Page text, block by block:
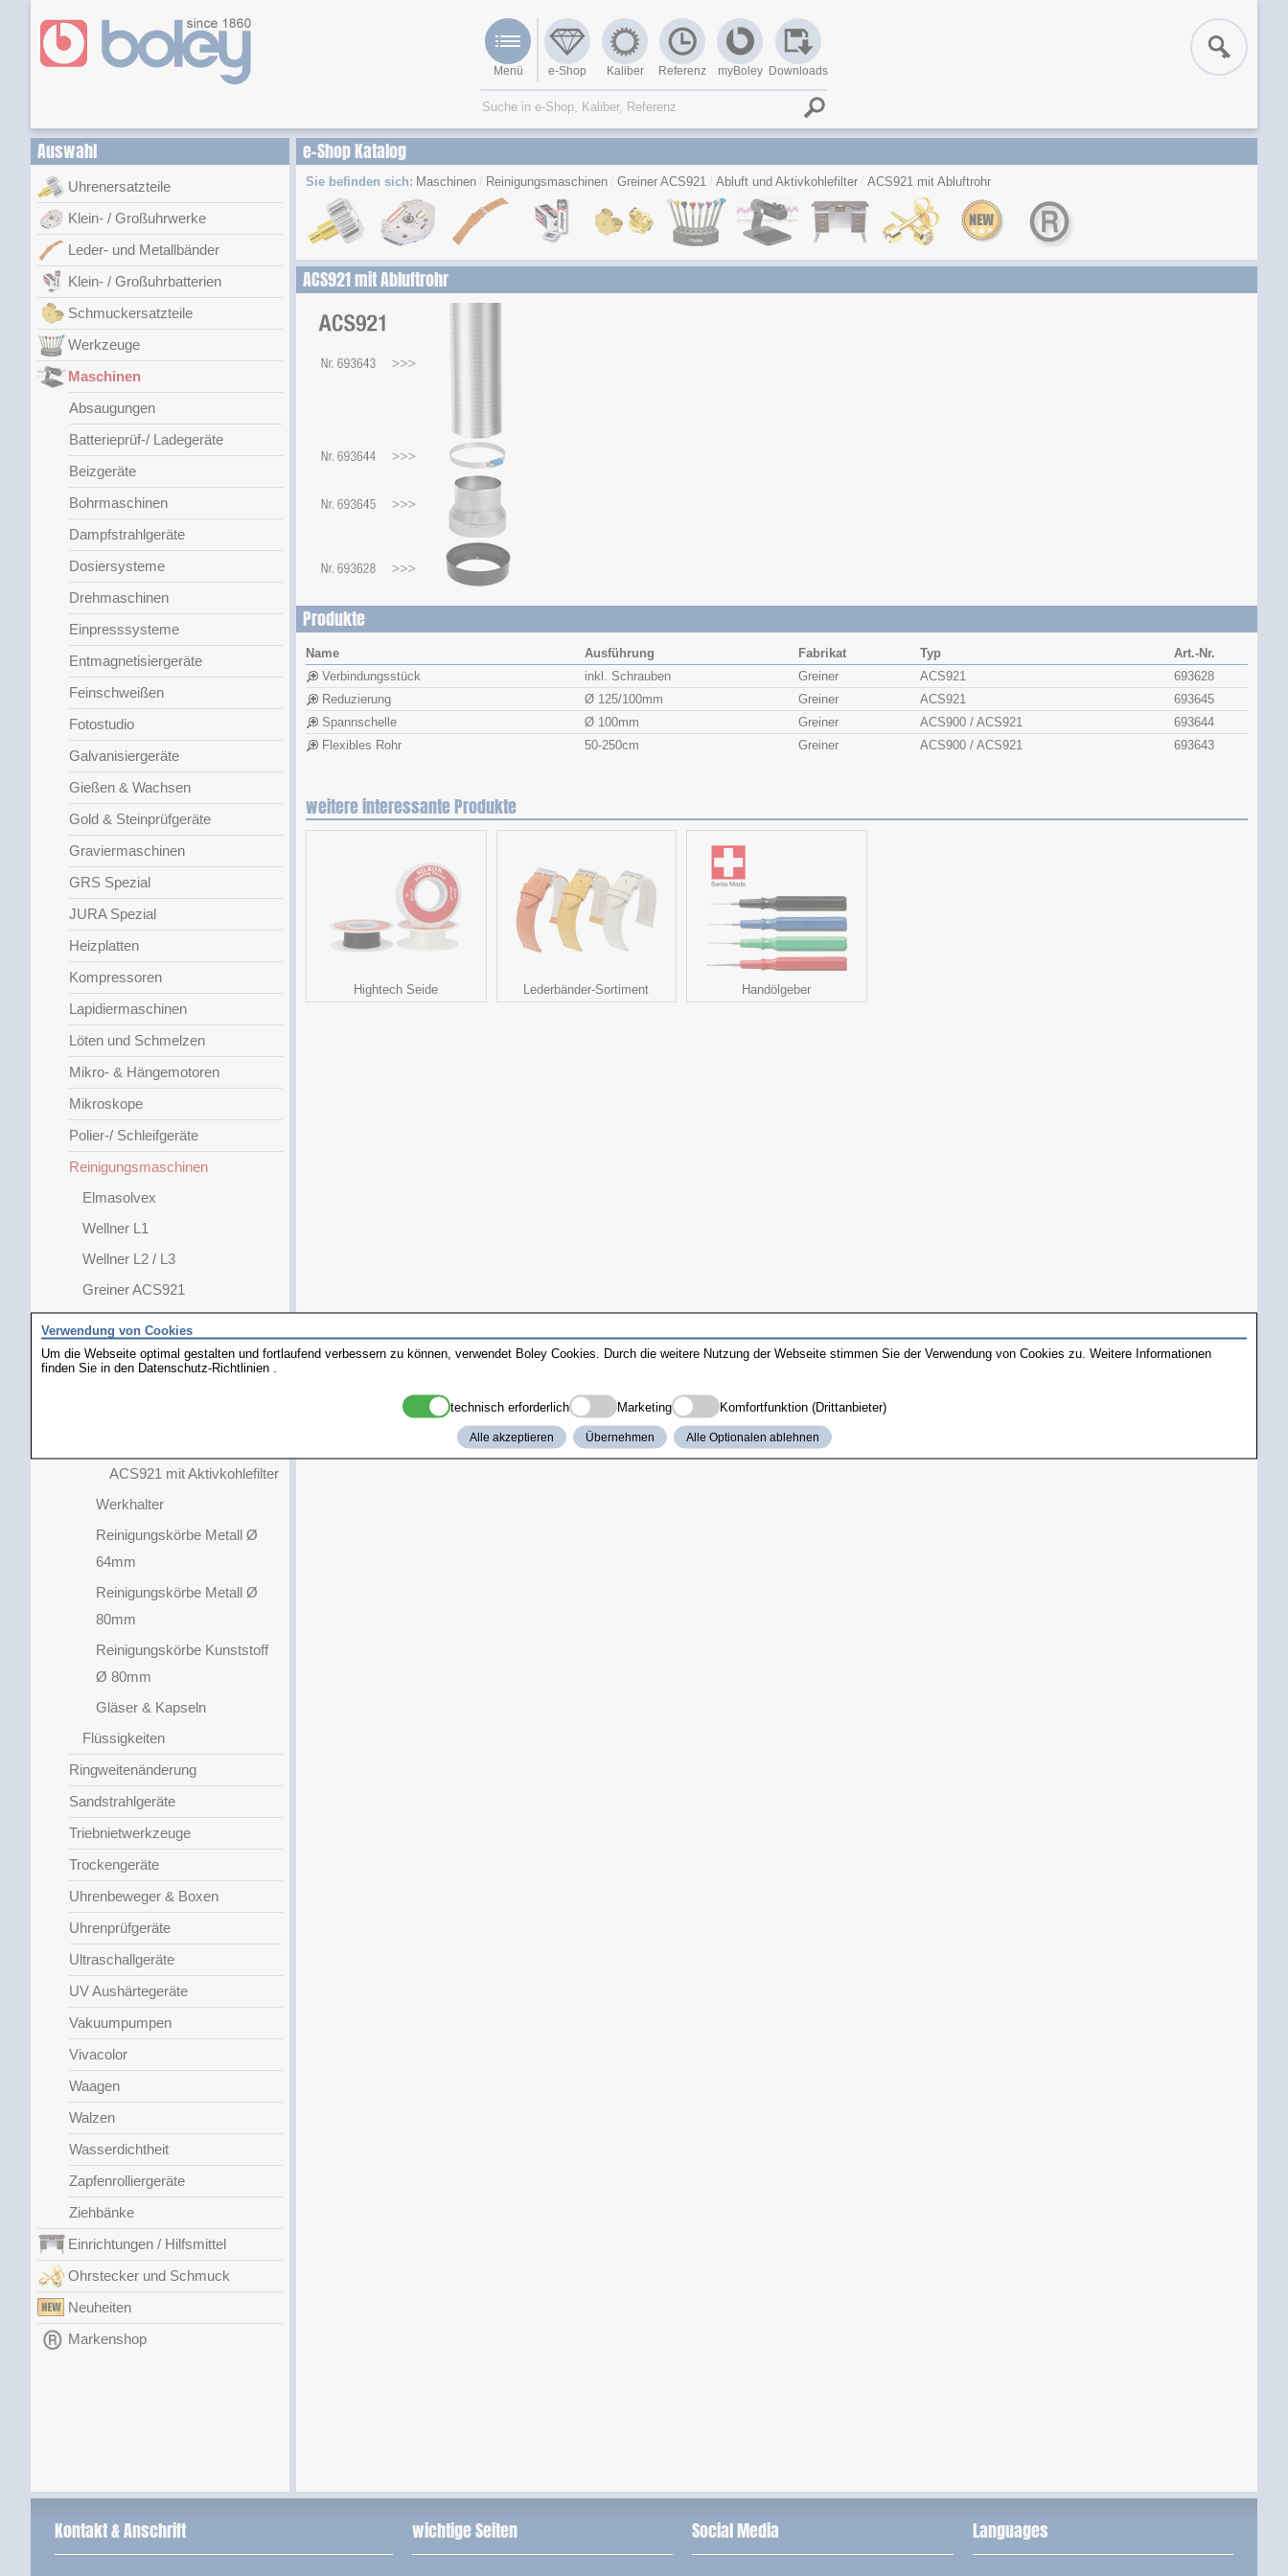
Menü e-Shop Kaliber Referenz myBoley Downloads
Auswahl
Uhrenersatzteile
Klein- / Großuhrwerke
Leder- und Metallbänder
Klein- / Großuhrbatterien
Schmuckersatzteile
Werkzeuge
Maschinen
Absaugungen
Batterieprüf-/ Ladegeräte
Beizgeräte
Bohrmaschinen
Dampfstrahlgeräte
Dosiersysteme
Drehmaschinen
Einpresssysteme
Entmagnetisiergeräte
Feinschweißen
Fotostudio
Galvanisiergeräte
Gießen & Wachsen
Gold & Steinprüfgeräte
Graviermaschinen
GRS Spezial
JURA Spezial
Heizplatten
Kompressoren
Lapidiermaschinen
Löten und Schmelzen
Mikro- & Hängemotoren
Mikroskope
Polier-/ Schleifgeräte
Reinigungsmaschinen
Elmasolvex
Wellner L1
Wellner L2 / L3
Greiner ACS921
Abluft und Aktivkohlefilter
ACS921 mit Aktivkohlefilter
Werkhalter
Reinigungskörbe Metall Ø
64mm
Reinigungskörbe Metall Ø
80mm
Reinigungskörbe Kunststoff
Ø 80mm
Gläser & Kapseln
Flüssigkeiten
Ringweitenänderung
Sandstrahlgeräte
Triebnietwerkzeuge
Trockengeräte
Uhrenbeweger & Boxen
Uhrenprüfgeräte
Ultraschallgeräte
UV Aushärtegeräte
Vakuumpumpen
Vivacolor
Waagen
Walzen
Wasserdichtheit
Zapfenrolliergeräte
Ziehbänke
Einrichtungen / Hilfsmittel
Ohrstecker und Schmuck
Neuheiten
Markenshop
e-Shop Katalog
Sie befinden sich: Maschinen Reinigungsmaschinen Greiner ACS921 Abluft und Aktivkohlefilter ACS921 mit Abluftrohr
ACS921 mit Abluftrohr
Produkte
Name Ausführung Fabrikat Typ
Art.-Nr.
Verbindungsstück
inkl. Schrauben Greiner ACS921
693628
Reduzierung
Ø 125/100mm Greiner ACS921
693645
Spannschelle
Ø 100mm Greiner ACS900 / ACS921
693644
Flexibles Rohr
50-250cm Greiner ACS900 / ACS921 693643
weitere interessante Produkte
Hightech Seide Lederbänder-Sortiment Handölgeber
Verwendung von Cookies
Um die Webseite optimal gestalten und fortlaufend verbessern zu können, verwendet Boley Cookies. Durch die weitere Nutzung der Webseite stimmen Sie der Verwendung von Cookies zu. Weitere Informationen
finden Sie in den Datenschutz-Richtlinien
technisch erforderlich Marketing Komfortfunktion (Drittanbieter)
Alle akzeptieren Übernehmen Alle Optionalen ablehnen
Kontakt & Anschrift wichtige Seiten Social Media Languages